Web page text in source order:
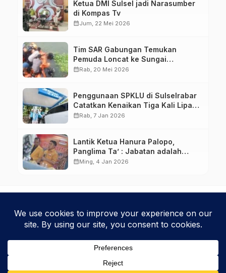
Ketua DMI Sulsel jadi Narasumber
di Kompas Tv
calendar_monthJum, 22 Mei 2026
Tim SAR Gabungan Temukan
Pemuda Loncat ke Sungai
Pampang Makassar
calendar_monthRab, 20 Mei 2026
Penggunaan SPKLU di Sulselrabar
Catatkan Kenaikan Tiga Kali Lipat
di Tahun 2025
calendar_monthRab, 7 Jan 2026
Lantik Ketua Hanura Palopo,
Panglima Ta’ : Jabatan adalah
amanah siap dipertanggung
calendar_monthMing, 4 Jan 2026